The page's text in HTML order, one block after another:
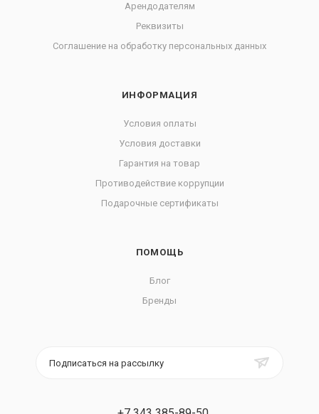
Арендодателям
Реквизиты
Соглашение на обработку персональных данных
ИНФОРМАЦИЯ
Условия оплаты
Условия доставки
Гарантия на товар
Противодействие коррупции
Подарочные сертификаты
ПОМОЩЬ
Блог
Бренды
Подписаться на рассылку